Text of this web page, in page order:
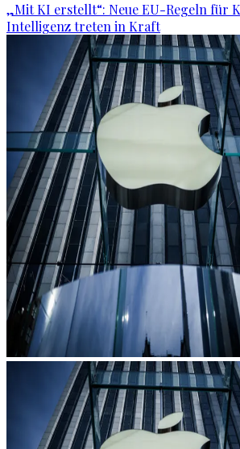
„Mit KI erstellt“: Neue EU-Regeln für
Intelligenz treten in Kraft